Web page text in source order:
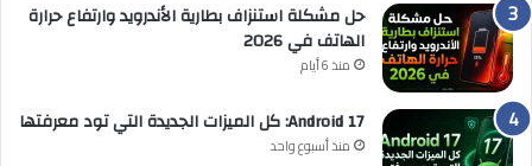
حل مشكلة استنزاف بطارية الأندرويد وارتفاع حرارة
الهاتف في 2026
منذ 6 أيام
Android 17: كل الميزات الجديدة التي تود معرفتها
منذ أسبوع واحد